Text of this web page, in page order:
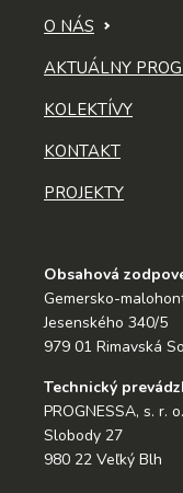
O NÁS
AKTUÁLNY
KOLEKTÍVY
KONTAKT
PROJEKTY
Obsahová
Gemersko-
Jesenského 340/5
979 01 Rimavská
Technický
PROGNESSA, s. r. o.
Slobody 27
980 22 Veľký Blh